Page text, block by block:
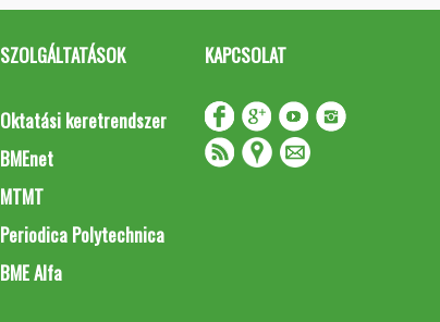
SZOLGÁLTATÁSOK
Oktatási keretrendszer
BMEnet
MTMT
Periodica Polytechnica
BME Alfa
KAPCSOLAT